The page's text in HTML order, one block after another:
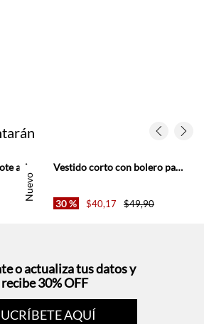
Nuevo
Vestido corto con bolero para mujer
30 % $40,17 $49,90
o actualiza tus datos y
recibe 30% OFF
AQUÍ